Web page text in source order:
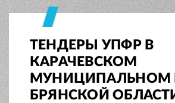
ТЕНДЕРЫ УПФР В
КАРАЧЕВСКОМ
МУНИЦИПАЛЬНОМ
БРЯНСКОЙ